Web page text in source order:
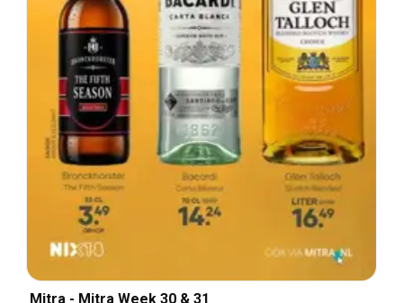
Mitra - Mitra Week 30 & 31